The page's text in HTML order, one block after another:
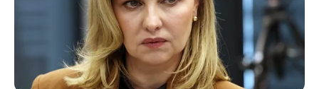
UNIRSE AL CANAL DE WHATSAPP
El Consejo de Estadoratificó la elección de
Luis Arnulfo
Ramírez Lópezcomo alcalde del municipio de